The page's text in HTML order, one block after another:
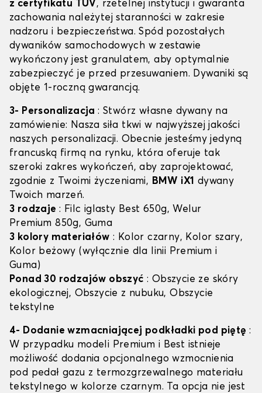
z certyfikatu TÜV, rzetelnej instytucji i gwaranta
zachowania należytej staranności w zakresie
nadzoru i bezpieczeństwa. Spód pozostałych
dywaników samochodowych w zestawie
wykończony jest granulatem, aby optymalnie
zabezpieczyć je przed przesuwaniem. Dywaniki są
objęte 1-roczną gwarancją.
3- Personalizacja: Stwórz własne dywany na
zamówienie: Nasza siła tkwi w najwyższej jakości
naszych personalizacji. Obecnie jesteśmy jedyną
francuską firmą na rynku, która oferuje tak
szeroki zakres wykończeń, aby zaprojektować,
zgodnie z Twoimi życzeniami, BMW iX1 dywany
Twoich marzeń.
3 rodzaje : Filc iglasty Best 650g, Welur
Premium 850g, Guma
3 kolory materiałów : Kolor czarny, Kolor szary,
Kolor beżowy (wyłącznie dla linii Premium i
Guma)
Ponad 30 rodzajów obszyć : Obszycie ze skóry
ekologicznej, Obszycie z nubuku, Obszycie
tekstylne
4- Dodanie wzmacniającej podkładki pod piętę :
W przypadku modeli Premium i Best istnieje
możliwość dodania opcjonalnego wzmocnienia
pod pedał gazu z termozgrzewalnego materiału
tekstylnego w kolorze czarnym. Ta opcja nie jest